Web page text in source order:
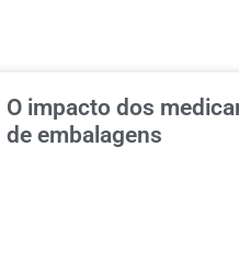
O impacto dos
de embalagens